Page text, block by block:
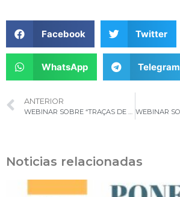
Facebook Twitter
WhatsApp Telegram
ANTERIOR
WEBINAR SOBRE “TRAÇAS DE BATATA”
Noticias relacionadas